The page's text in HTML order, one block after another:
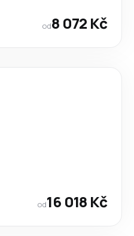
od8 072 Kč
od16 018 Kč